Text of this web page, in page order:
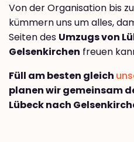
Von der Organisation bis
kümmern uns um alles,
Seiten des Umzugs von
Gelsenkirchen freuen
Füll am besten gleich
planen wir gemeinsam
Lübeck nach